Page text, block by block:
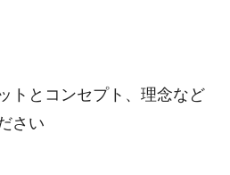
トとコンセプト、理念など
さい